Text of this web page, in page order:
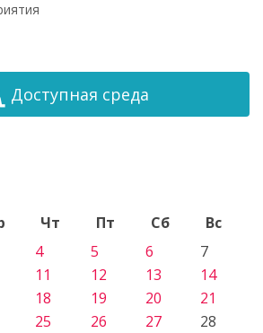
Доступная среда
Чт Пт Сб
Вс
4 5 6
7
11 12 13
14
18 19 20
21
25 26 27
28